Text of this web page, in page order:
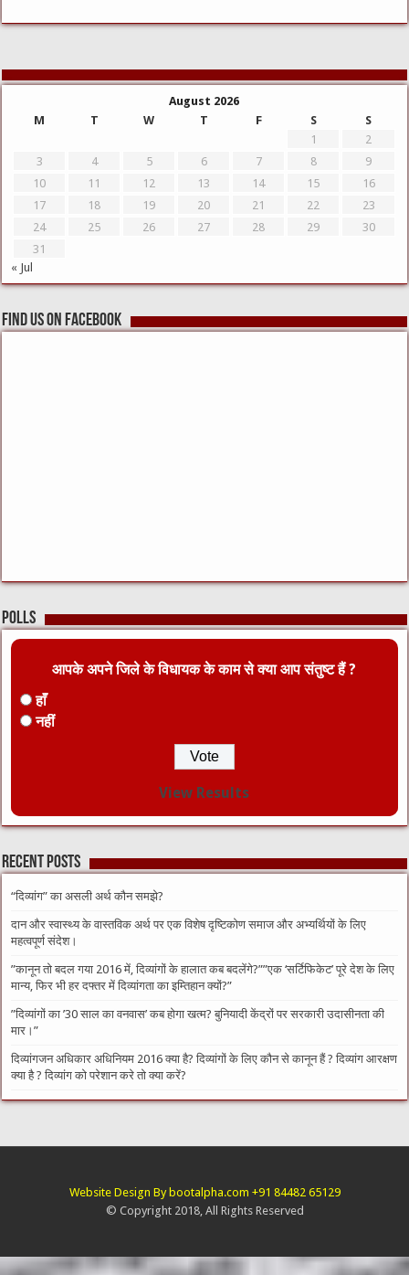
August 2026
M
T W T F S
S
1
2
3
4 5 6 7 8
9
10
11 12 13 14 15
16
17
18 19 20 21 22
23
24
25 26 27 28 29
30
31
« Jul
Find us on Facebook
Polls
आपके अपने जिले के विधायक के काम से क्या आप संतुष्ट हैं ?
हाँ
नहीं
View Results
Recent Posts
“दिव्यांग” का असली अर्थ कौन समझे?
दान और स्वास्थ्य के वास्तविक अर्थ पर एक विशेष दृष्टिकोण समाज और अभ्यर्थियों के लिए
महत्वपूर्ण संदेश।
​”कानून तो बदल गया 2016 में, दिव्यांगों के हालात कब बदलेंगे?”​”एक ‘सर्टिफिकेट’ पूरे देश के लिए
मान्य, फिर भी हर दफ्तर में दिव्यांगता का इम्तिहान क्यों?”
​”दिव्यांगों का ’30 साल का वनवास’ कब होगा खत्म? बुनियादी केंद्रों पर सरकारी उदासीनता की
मार।”
दिव्यांगजन अधिकार अधिनियम 2016 क्या है? दिव्यांगों के लिए कौन से कानून हैं ? दिव्यांग आरक्षण
क्या है ? दिव्यांग को परेशान करे तो क्या करें?
Website Design By bootalpha.com +91 84482 65129
© Copyright 2018, All Rights Reserved